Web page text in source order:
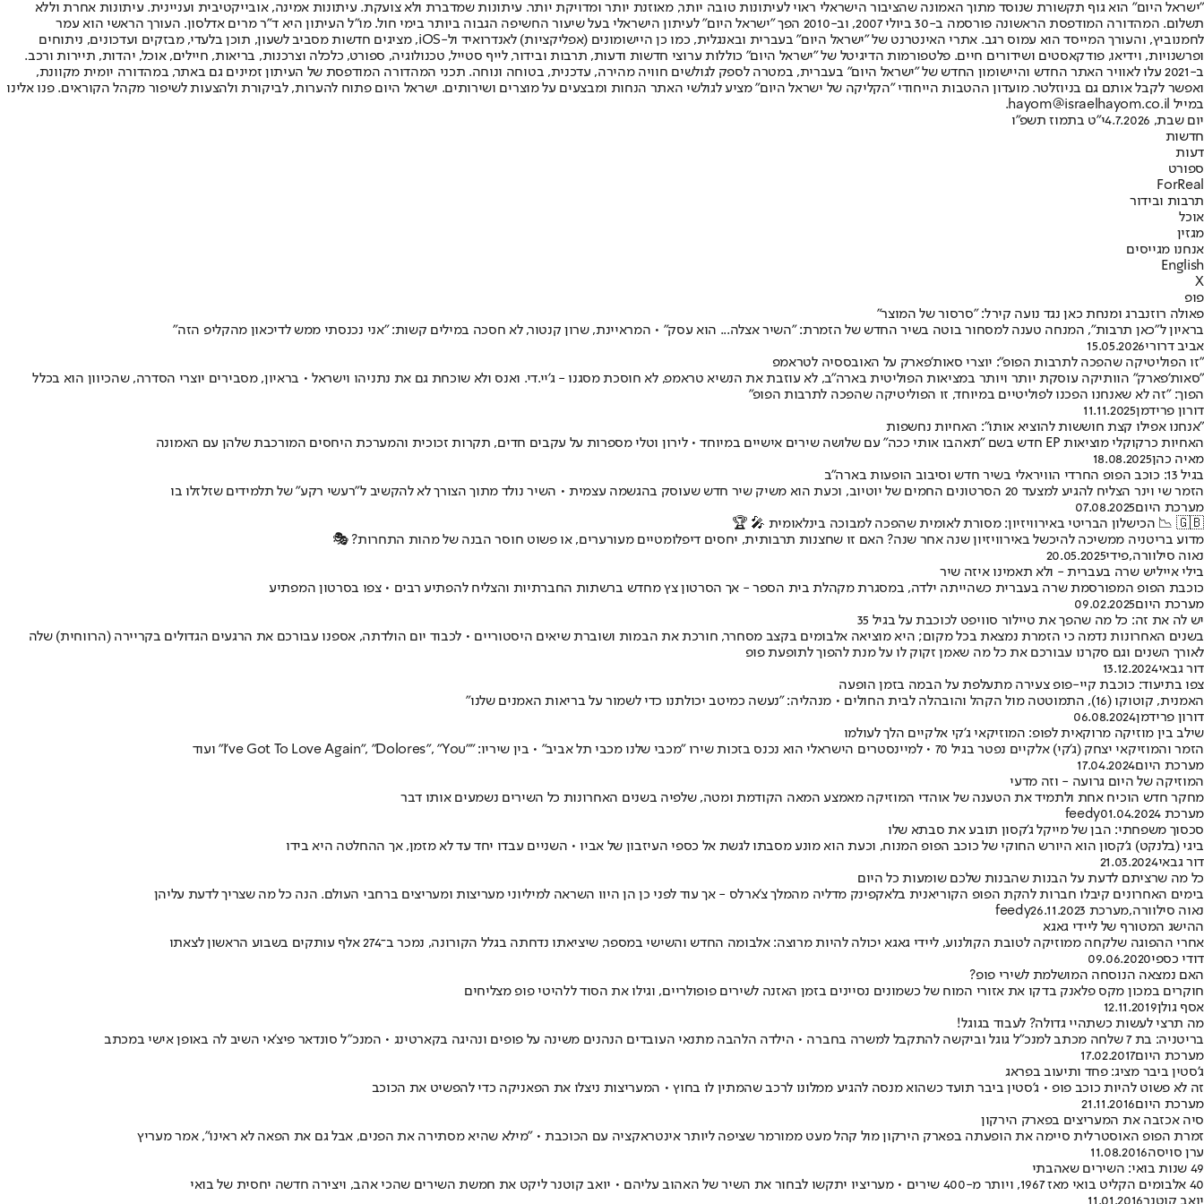
"ישראל היום" הוא גוף תקשורת שנוסד מתוך האמונה שהציבור הישראלי ראוי לעיתונות טובה יותר, מאוזנת יותר ומדויקת יותר. עיתונות שמדברת ולא צועקת. עיתונות אמינה, אובייקטיבית ועניינית. עיתונות אחרת וללא
תשלום. המהדורה המודפסת הראשונה פורסמה ב-30 ביולי 2007, וב-2010 הפך "ישראל היום" לעיתון הישראלי בעל שיעור החשיפה הגבוה ביותר בימי חול. מו"ל העיתון היא ד"ר מרים אדלסון. העורך הראשי הוא עמר
לחמנוביץ, והעורך המייסד הוא עמוס רגב. אתרי האינטרנט של "ישראל היום" בעברית ובאנגלית, כמו כן היישומונים (אפליקציות) לאנדרואיד ול-iOS, מציגים חדשות מסביב לשעון, תוכן בלעדי, מבזקים ועדכונים, ניתוחים
ופרשנויות, וידיאו, פודקאסטים ושידורים חיים. פלטפורמות הדיגיטל של "ישראל היום" כוללות ערוצי חדשות ודעות, תרבות ובידור, לייף סטייל, טכנולוגיה, ספורט, כלכלה וצרכנות, בריאות, חיילים, אוכל, יהדות, תיירות ורכב.
ב-2021 עלו לאוויר האתר החדש והיישומון החדש של "ישראל היום" בעברית, במטרה לספק לגולשים חוויה מהירה, עדכנית, בטוחה ונוחה. תכני המהדורה המודפסת של העיתון זמינים גם באתר, במהדורה יומית מקוונת,
ואפשר לקבל אותם גם בניוזלטר. מועדון ההטבות הייחודי "הקליקה של ישראל היום" מציע לגולשי האתר הנחות ומבצעים על מוצרים ושירותים. ישראל היום פתוח להערות, לביקורת ולהצעות לשיפור מקהל הקוראים. פנו אלינו
במייל hayom@israelhayom.co.il.
יום שבת, 4.7.2026
י"ט בתמוז תשפ"ו
חדשות
דעות
ספורט
ForReal
תרבות ובידור
אוכל
מגזין
אנחנו מגייסים
English
X
פופ
פאולה רוזנברג ומנחת כאן נגד נועה קירל: "סרסור של המוצר"
בראיון ל"כאן תרבות", המנחה טענה למסחור בוטה בשיר החדש של הזמרת: "השיר אצלה... הוא עסק" • המראיינת, שרון קנטור, לא חסכה במילים קשות: "אני נכנסתי ממש לדיכאון מהקליפ הזה"
אביב דרורי15.05.2026
"זו הפוליטיקה שהפכה לתרבות הפופ": יוצרי סאות'פארק על האובססיה לטראמפ
"סאות'פארק" הוותיקה עוסקת יותר ויותר במציאות הפוליטית בארה"ב, לא עוזבת את הנשיא טראמפ, לא חוסכת מסגנו - ג'יי.די. ואנס ולא שוכחת גם את נתניהו וישראל • בראיון, מסבירים יוצרי הסדרה, שהכיוון הוא בכלל
הפוך: "זה לא שאנחנו הפכנו לפוליטיים במיוחד, זו הפוליטיקה שהפכה לתרבות הפופ"
דורון פרידמן11.11.2025
"אנחנו אפילו קצת חוששות להוציא אותו": האחיות נחשפות
האחיות כרקוקלי מוציאות EP חדש בשם "תאהבו אותי ככה" עם שלושה שירים אישיים במיוחד • לירון וטלי מספרות על עקבים חדים, תקרות זכוכית והמערכת היחסים המורכבת שלהן עם האמונה
מאיה כהן18.08.2025
בגיל 13: כוכב הפופ החרדי הוויראלי בשיר חדש וסיבוב הופעות בארה"ב
הזמר שי וינר הצליח להגיע למצעד 20 הסרטונים החמים של יוטיוב, וכעת הוא משיק שיר חדש שעוסק בהגשמה עצמית • השיר נולד מתוך הצורך לא להקשיב ל"רעשי רקע" של תלמידים שזלזלו בו
מערכת היום07.08.2025
🇬🇧 📉 הכישלון הבריטי באירוויזיון: מסורת לאומית שהפכה למבוכה בינלאומית 🎤 🏆
מדוע בריטניה ממשיכה להיכשל באירוויזיון שנה אחר שנה? האם זו שחצנות תרבותית, יחסים דיפלומטיים מעורערים, או פשוט חוסר הבנה של מהות התחרות? 🎭
נאוה סילוורה,פידי20.05.2025
בילי אייליש שרה בעברית - ולא תאמינו איזה שיר
כוכבת הפופ המפורסמת שרה בעברית כשהייתה ילדה, במסגרת מקהלת בית הספר - אך הסרטון צץ מחדש ברשתות החברתיות והצליח להפתיע רבים • צפו בסרטון המפתיע
מערכת היום09.02.2025
יש לה את זה: כל מה שהפך את טיילור סוויפט לכוכבת על בגיל 35
בשנים האחרונות נדמה כי הזמרת נמצאת בכל מקום; היא מוציאה אלבומים בקצב מסחרר, חורכת את הבמות ושוברת שיאים היסטוריים • לכבוד יום הולדתה, אספנו עבורכם את הרגעים הגדולים בקריירה (הרווחית) שלה
לאורך השנים וגם סקרנו עבורכם את כל מה שאמן זקוק לו על מנת להפוך לתופעת פופ
דור גבאי13.12.2024
צפו בתיעוד: כוכבת קיי-פופ צעירה מתעלפת על הבמה בזמן הופעה
האמנית, קוטוקו (16), התמוטטה מול הקהל והובהלה לבית החולים • מנהליה: "נעשה כמיטב יכולתנו כדי לשמור על בריאות האמנים שלנו"
דורון פרידמן06.08.2024
שילב בין מוזיקה מרוקאית לפופ: המוזיקאי ג'קי אלקיים הלך לעולמו
הזמר והמוזיקאי יצחק (ג'קי) אלקיים נפטר בגיל 70 • למיינסטרים הישראלי הוא נכנס בזכות שירו "מכבי שלנו מכבי תל אביב" • בין שיריו: ""I’ve Got To Love Again", "Dolores", "You" ועוד
מערכת היום17.04.2024
המוזיקה של היום גרועה - וזה מדעי
מחקר חדש הוכיח אחת ולתמיד את הטענה של אוהדי המוזיקה מאמצע המאה הקודמת ומטה, שלפיה בשנים האחרונות כל השירים נשמעים אותו דבר
מערכת feedy01.04.2024
סכסוך משפחתי: הבן של מייקל ג'קסון תובע את סבתא שלו
ביגי (בלנקט) ג'קסון הוא היורש החוקי של כוכב הפופ המנוח, וכעת הוא מונע מסבתו לגשת אל כספי העיזבון של אביו • השניים עבדו יחד עד לא מזמן, אך ההחלטה היא בידו
דור גבאי21.03.2024
כל מה שרציתם לדעת על הבנות שהבנות שלכם שומעות כל היום
בימים האחרונים קיבלו חברות להקת הפופ הקוריאנית בלאקפינק מדליה מהמלך צ'ארלס - אך עוד לפני כן הן היוו השראה למיליוני מעריצות ומעריצים ברחבי העולם. הנה כל מה שצריך לדעת עליהן
נאוה סילוורה,מערכת feedy 26.11.2023
ההישג המטורף של ליידי גאגא
אחרי ההפוגה שלקחה ממוזיקה לטובת הקולנוע, ליידי גאגא יכולה להיות מרוצה: אלבומה החדש והשישי במספר, שיציאתו נדחתה בגלל הקורונה, נמכר ב־274 אלף עותקים בשבוע הראשון לצאתו
דודי כספי09.06.2020
האם נמצאה הנוסחה המושלמת לשירי פופ?
חוקרים במכון מקס פלאנק בדקו את אזורי המוח של כשמונים נסיינים בזמן האזנה לשירים פופולריים, וגילו את הסוד ללהיטי פופ מצליחים
אסף גולן12.11.2019
מה תרצי לעשות כשתהיי גדולה? לעבוד בגוגל!
בריטניה: בת 7 שלחה מכתב למנכ"ל גוגל וביקשה להתקבל למשרה בחברה • הילדה הלהבה מתנאי העובדים הנהנים משינה על פופים ונהיגה בקארטינג • המנכ"ל סונדאר פיצ'אי השיב לה באופן אישי במכתב
מערכת היום17.02.2017
ג'סטין ביבר מציג: פחד ותיעוב בפראג
זה לא פשוט להיות כוכב פופ • ג'סטין ביבר תועד כשהוא מנסה להגיע ממלונו לרכב שהמתין לו בחוץ • המעריצות ניצלו את הפאניקה כדי להפשיט את הכוכב
מערכת היום21.11.2016
סיה אכזבה את המעריצים בפארק הירקון
זמרת הפופ האוסטרלית סיימה את הופעתה בפארק הירקון מול קהל מעט ממורמר שציפה ליותר אינטראקציה עם הכוכבת • "מילא שהיא מסתירה את הפנים, אבל גם את הפאה לא ראינו", אמר מעריץ
ערן סויסה11.08.2016
49 שנות בואי: השירים שאהבתי
40 אלבומים הקליט בואי מאז 1967, ויותר מ-400 שירים • מעריציו יתקשו לבחור את השיר של האהוב עליהם • יואב קוטנר ליקט את חמשת השירים שהכי אהב, ויצירה חדשה יחסית של בואי